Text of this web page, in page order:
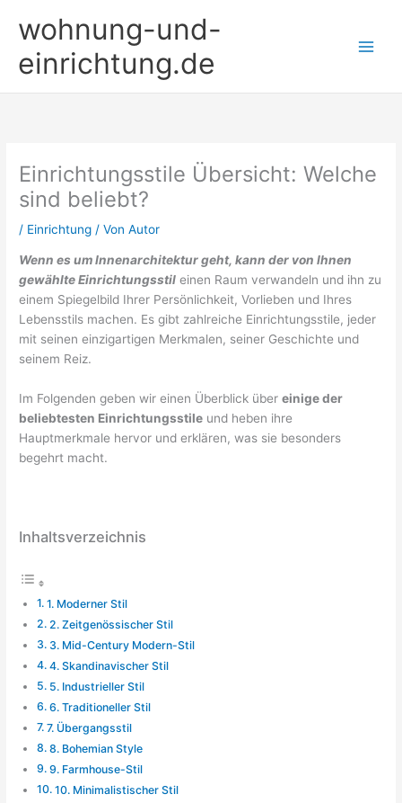
Inhaltwohnung-und-
einrichtung.de
Einrichtungsstile Übersicht: Welche
sind beliebt?
/ Einrichtung / VonAutor
Wenn es um Innenarchitektur geht, kann der von Ihnen
gewählte Einrichtungsstil einen Raum verwandeln und ihn zu
einem Spiegelbild Ihrer Persönlichkeit, Vorlieben und Ihres
Lebensstils machen. Es gibt zahlreiche Einrichtungsstile, jeder
mit seinen einzigartigen Merkmalen, seiner Geschichte und
seinem Reiz.
Im Folgenden geben wir einen Überblick übereinige der
beliebtesten Einrichtungsstile und heben ihre
Hauptmerkmale hervor und erklären, was sie besonders
begehrt macht.
Inhaltsverzeichnis
1. Moderner Stil
2. Zeitgenössischer Stil
3. Mid-Century Modern-Stil
4. Skandinavischer Stil
5. Industrieller Stil
6. Traditioneller Stil
7. Übergangsstil
8. Bohemian Style
9. Farmhouse-Stil
10. Minimalistischer Stil